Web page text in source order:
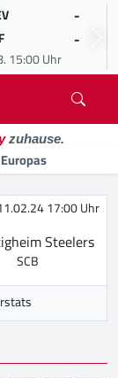
-
-
15:00 Uhr
zuhause.
17:00 Uhr
SCB